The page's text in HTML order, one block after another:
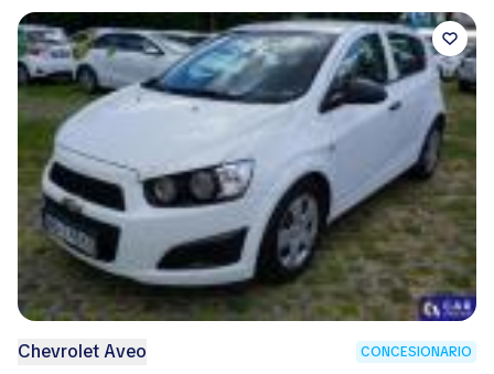
Chevrolet Aveo CONCESIONARIO